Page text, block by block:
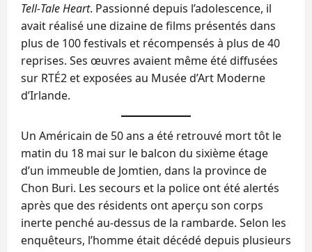
Tell‑Tale Heart. Passionné depuis l’adolescence, il
avait réalisé une dizaine de films présentés dans
plus de 100 festivals et récompensés à plus de 40
reprises. Ses œuvres avaient même été diffusées
sur RTÉ2 et exposées au Musée d’Art Moderne
d’Irlande.
Un Américain de 50 ans a été retrouvé mort tôt le
matin du 18 mai sur le balcon du sixième étage
d’un immeuble de Jomtien, dans la province de
Chon Buri. Les secours et la police ont été alertés
après que des résidents ont aperçu son corps
inerte penché au‑dessus de la rambarde. Selon les
enquêteurs, l’homme était décédé depuis plusieurs